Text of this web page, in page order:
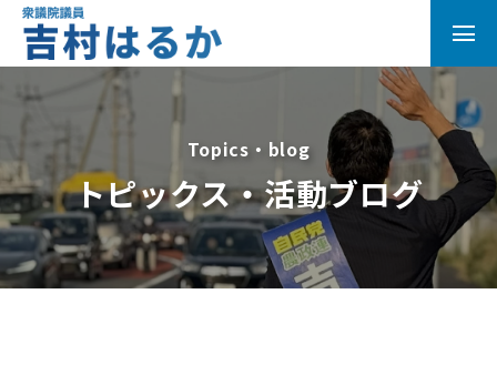
Topics・blog
トピックス・活動ブログ